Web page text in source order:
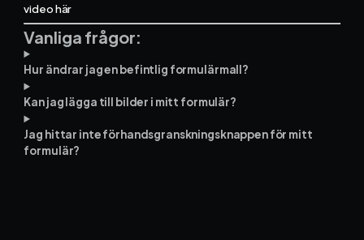
video här
Vanliga frågor:
Hur ändrar jag en befintlig formulärmall?
Kan jag lägga till bilder i mitt formulär?
Jag hittar inte förhandsgranskningsknappen för mitt
formulär?